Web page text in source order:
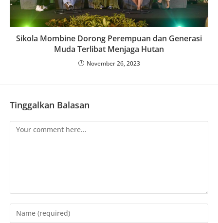
Sikola Mombine Dorong Perempuan dan Generasi
Muda Terlibat Menjaga Hutan
November 26, 2023
Tinggalkan Balasan
Comment
Enter